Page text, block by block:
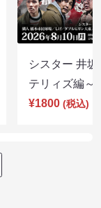
シスター 井
テリィズ編
¥1800 (税込)